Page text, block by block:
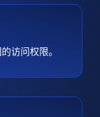
访问权限。